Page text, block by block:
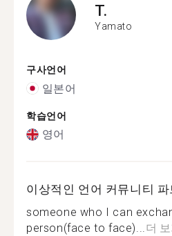
T.
Yamato
구사언어
일본어
학습언어
영어
이상적인 언어 커뮤니티 파
someone who I can
person(face to face)...더